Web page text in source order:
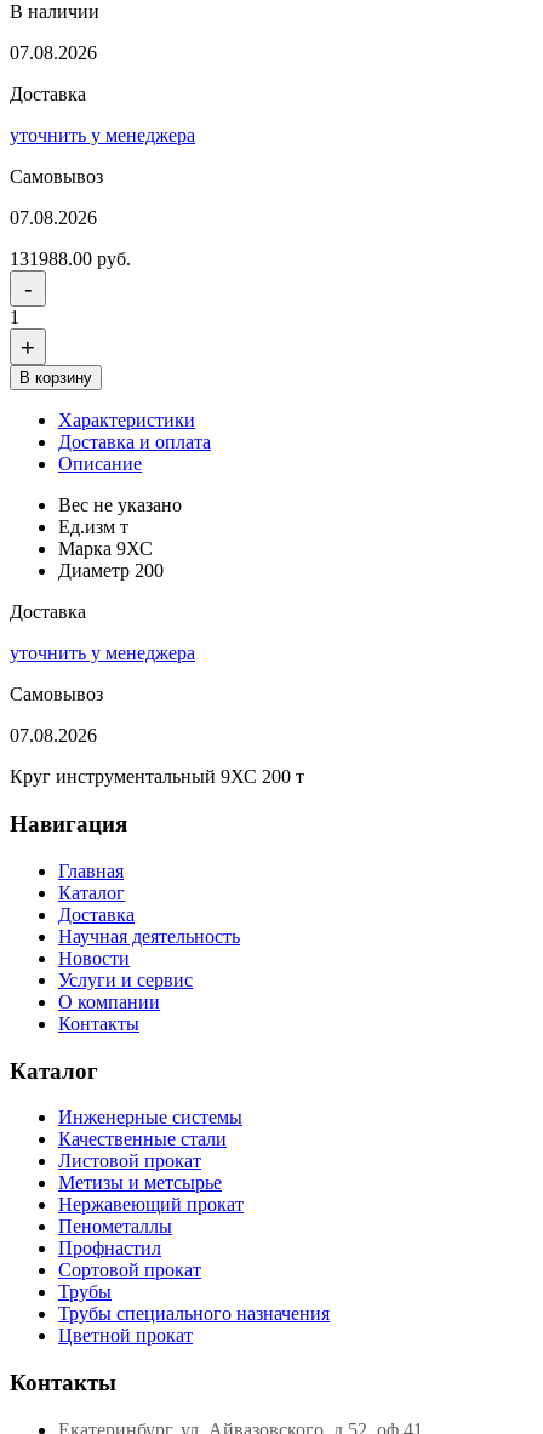
В наличии
07.08.2026
Доставка
уточнить у менеджера
Самовывоз
07.08.2026
131988.00 руб.
-
1
+
В корзину
Характеристики
Доставка и оплата
Описание
Вес не указано
Ед.изм т
Марка 9ХС
Диаметр 200
Доставка
уточнить у менеджера
Самовывоз
07.08.2026
Круг инструментальный 9ХС 200 т
Навигация
Главная
Каталог
Доставка
Научная деятельность
Новости
Услуги и сервис
О компании
Контакты
Каталог
Инженерные системы
Качественные стали
Листовой прокат
Метизы и метсырье
Нержавеющий прокат
Пенометаллы
Профнастил
Сортовой прокат
Трубы
Трубы специального назначения
Цветной прокат
Контакты
Екатеринбург, ул. Айвазовского, д.52, оф.41